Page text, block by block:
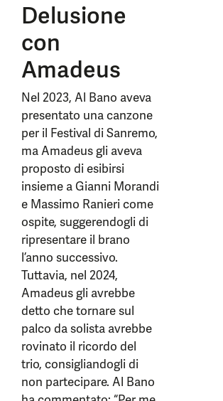
Delusione
con
Amadeus
Nel 2023, Al Bano aveva
presentato una canzone
per il Festival di Sanremo,
ma Amadeus gli aveva
proposto di esibirsi
insieme a Gianni Morandi
e Massimo Ranieri come
ospite, suggerendogli di
ripresentare il brano
l’anno successivo.
Tuttavia, nel 2024,
Amadeus gli avrebbe
detto che tornare sul
palco da solista avrebbe
rovinato il ricordo del
trio, consigliandogli di
non partecipare. Al Bano